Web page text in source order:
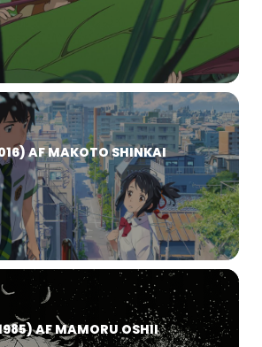
AF MAKOTO SHINKAI
AF MAMORU OSHII